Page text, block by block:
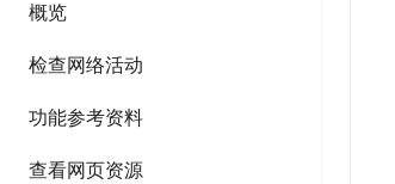
概览
检查网络活动
功能参考资料
查看网页资源